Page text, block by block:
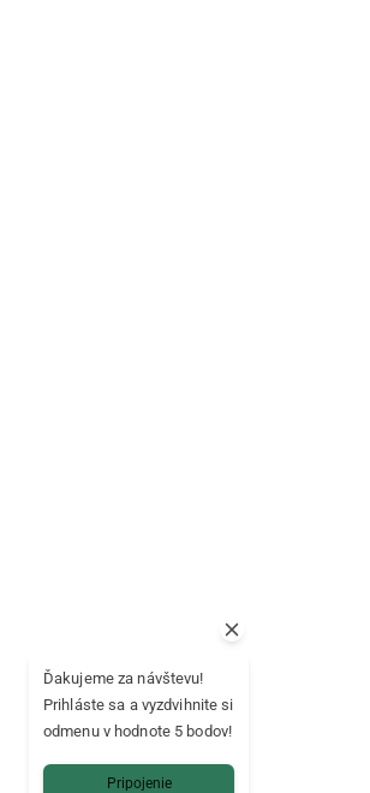
Ďakujeme za návštevu!
Prihláste sa a vyzdvihnite si
odmenu v hodnote 5 bodov!
Pripojenie